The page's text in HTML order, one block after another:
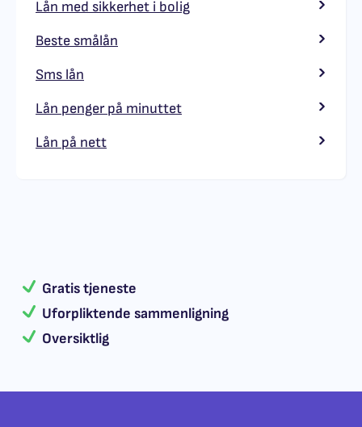
Lån med sikkerhet i bolig
Beste smålån
Sms lån
Lån penger på minuttet
Lån på nett
Gratis tjeneste
Uforpliktende sammenligning
Oversiktlig